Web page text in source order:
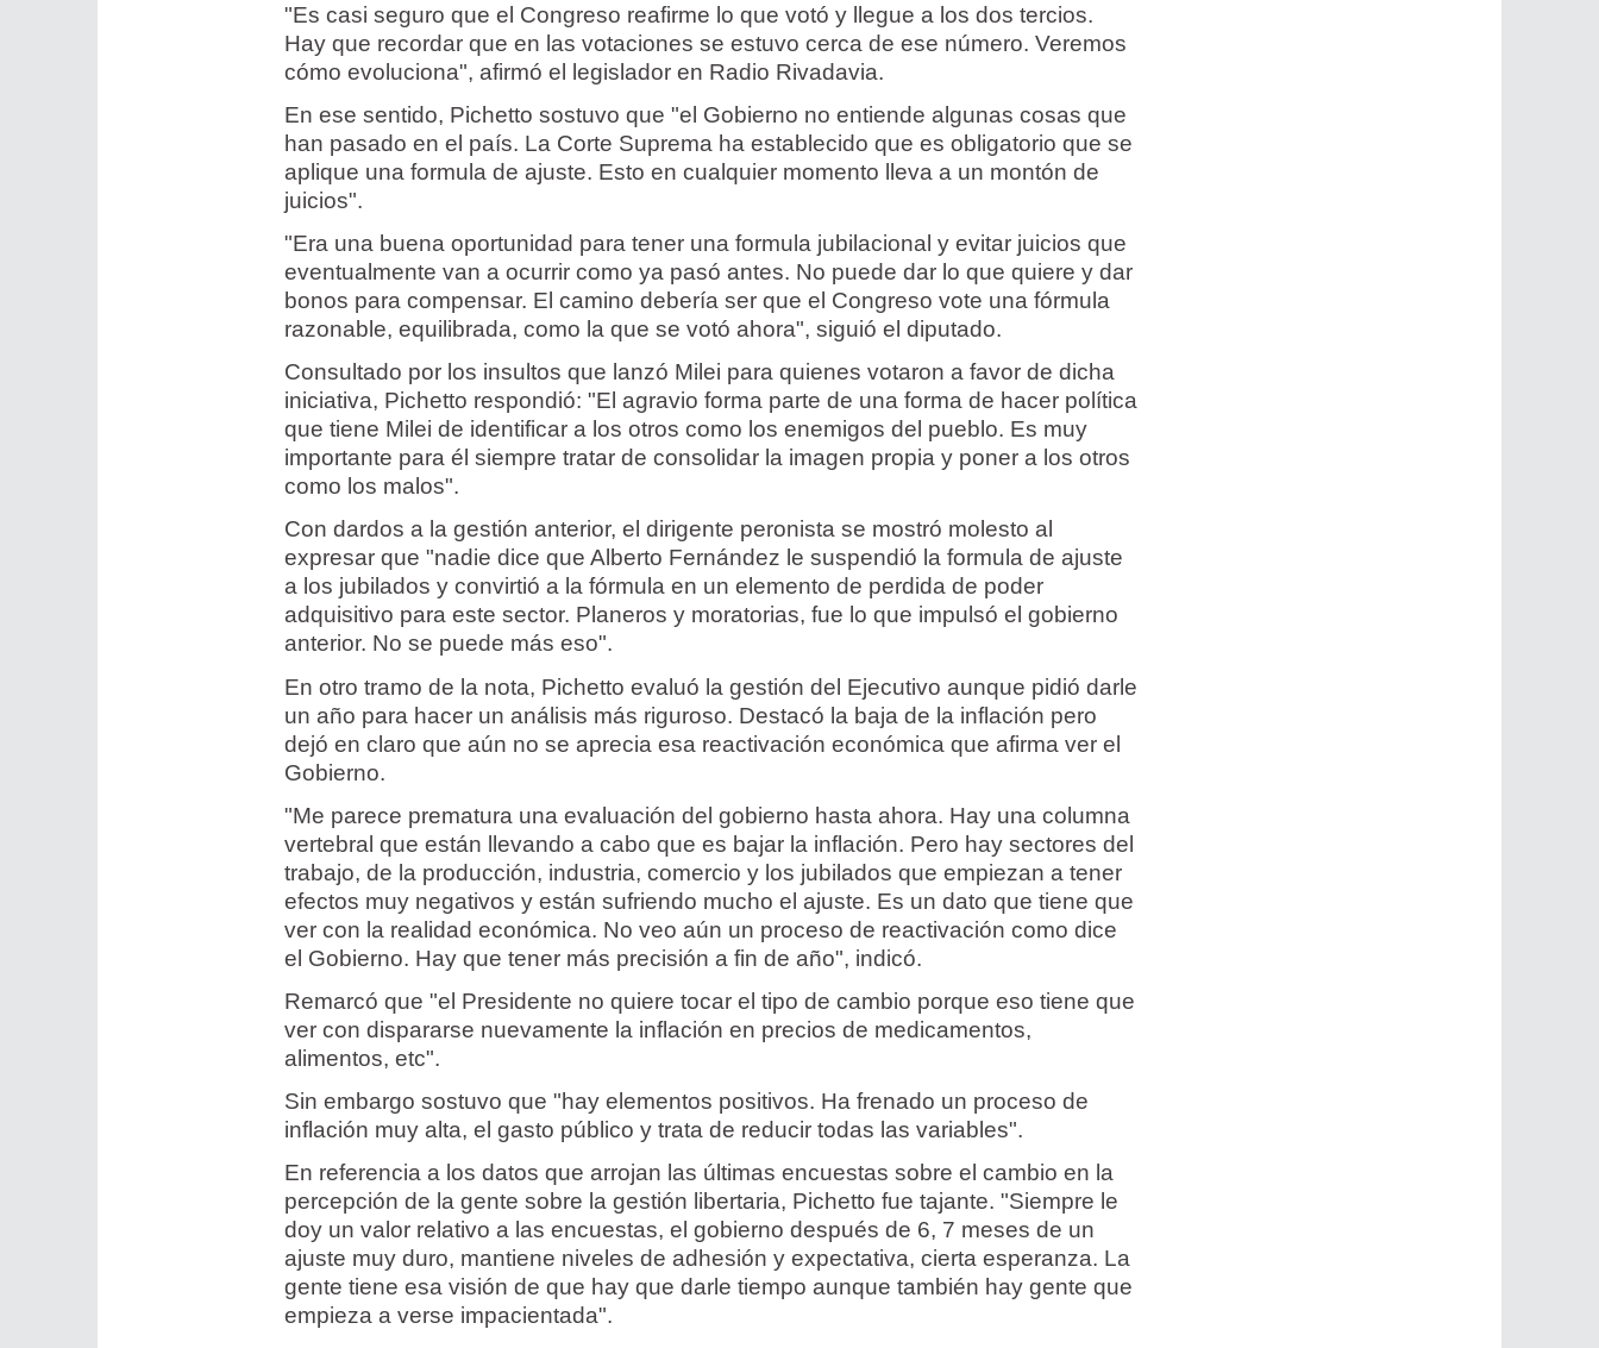
"Es casi seguro que el Congreso reafirme lo que votó y llegue a los dos tercios.
Hay que recordar que en las votaciones se estuvo cerca de ese número. Veremos
cómo evoluciona", afirmó el legislador en Radio Rivadavia.
En ese sentido, Pichetto sostuvo que "el Gobierno no entiende algunas cosas que
han pasado en el país. La Corte Suprema ha establecido que es obligatorio que se
aplique una formula de ajuste. Esto en cualquier momento lleva a un montón de
juicios".
"Era una buena oportunidad para tener una formula jubilacional y evitar juicios que
eventualmente van a ocurrir como ya pasó antes. No puede dar lo que quiere y dar
bonos para compensar. El camino debería ser que el Congreso vote una fórmula
razonable, equilibrada, como la que se votó ahora", siguió el diputado.
Consultado por los insultos que lanzó Milei para quienes votaron a favor de dicha
iniciativa, Pichetto respondió: "El agravio forma parte de una forma de hacer política
que tiene Milei de identificar a los otros como los enemigos del pueblo. Es muy
importante para él siempre tratar de consolidar la imagen propia y poner a los otros
como los malos".
Con dardos a la gestión anterior, el dirigente peronista se mostró molesto al
expresar que "nadie dice que Alberto Fernández le suspendió la formula de ajuste
a los jubilados y convirtió a la fórmula en un elemento de perdida de poder
adquisitivo para este sector. Planeros y moratorias, fue lo que impulsó el gobierno
anterior. No se puede más eso".
En otro tramo de la nota, Pichetto evaluó la gestión del Ejecutivo aunque pidió darle
un año para hacer un análisis más riguroso. Destacó la baja de la inflación pero
dejó en claro que aún no se aprecia esa reactivación económica que afirma ver el
Gobierno.
"Me parece prematura una evaluación del gobierno hasta ahora. Hay una columna
vertebral que están llevando a cabo que es bajar la inflación. Pero hay sectores del
trabajo, de la producción, industria, comercio y los jubilados que empiezan a tener
efectos muy negativos y están sufriendo mucho el ajuste. Es un dato que tiene que
ver con la realidad económica. No veo aún un proceso de reactivación como dice
el Gobierno. Hay que tener más precisión a fin de año", indicó.
Remarcó que "el Presidente no quiere tocar el tipo de cambio porque eso tiene que
ver con dispararse nuevamente la inflación en precios de medicamentos,
alimentos, etc".
Sin embargo sostuvo que "hay elementos positivos. Ha frenado un proceso de
inflación muy alta, el gasto público y trata de reducir todas las variables".
En referencia a los datos que arrojan las últimas encuestas sobre el cambio en la
percepción de la gente sobre la gestión libertaria, Pichetto fue tajante. "Siempre le
doy un valor relativo a las encuestas, el gobierno después de 6, 7 meses de un
ajuste muy duro, mantiene niveles de adhesión y expectativa, cierta esperanza. La
gente tiene esa visión de que hay que darle tiempo aunque también hay gente que
empieza a verse impacientada".